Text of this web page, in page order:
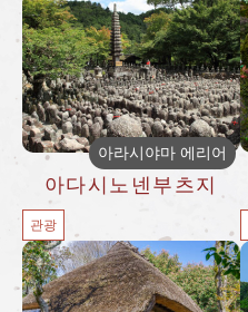
아라시야마 에리어
아다시노넨부츠지
관광